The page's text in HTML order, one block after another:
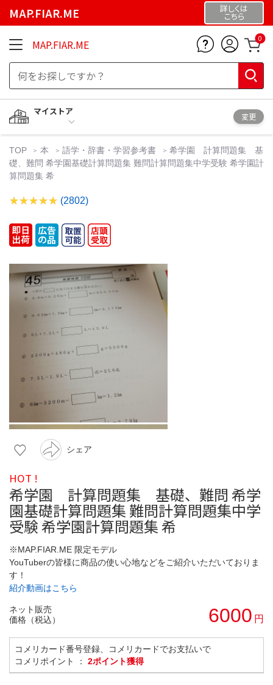
MAP.FIAR.ME 詳しくは
こちら
MAP.FIAR.ME 0
マイストア
変更
TOP 本 語学・辞書・学習参考書
希学園 計算問題集 基
礎、難問 希学園基礎計算問題集 難問計算問題集中学受験 希学園計
算問題集 希
(2802)
シェア
HOT !
希学園 計算問題集 基礎、難問 希学
園基礎計算問題集 難問計算問題集中学
受験 希学園計算問題集 希
※MAP.FIAR.ME 限定モデル
YouTuberの皆様に商品の使い心地などをご紹介いただいておりま
す！
紹介動画はこちら
ネット販売
価格（税込）
6000 円
コメリカード番号登録、コメリカードでお支払いで
コメリポイント ： 2ポイント獲得